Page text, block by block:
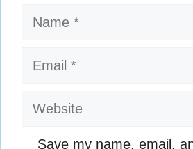
Name
Email
Website
Save my name, email,